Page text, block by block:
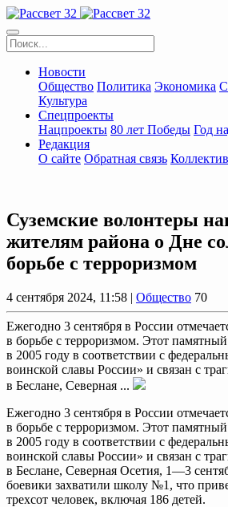
Новости
Общество Политика Экономика
Культура
Спецпроекты
Нацпроекты 80 лет Победы Год
Редакция
О сайте Обратная связь Коллектив
Суземские волонтеры
жителям района о Дне
борьбе с терроризмом
4 сентября 2024, 11:58 | Общество 70
Ежегодно 3 сентября в России
в борьбе с терроризмом. Этот
в 2005 году в соответствии с
воинской славы России» и связан с
в Беслане, Северная ...
Ежегодно 3 сентября в России
в борьбе с терроризмом. Этот
в 2005 году в соответствии с
воинской славы России» и связан с
в Беслане, Северная Осетия, 1—3
боевики захватили школу №1, что
трехсот человек, включая 186 детей.